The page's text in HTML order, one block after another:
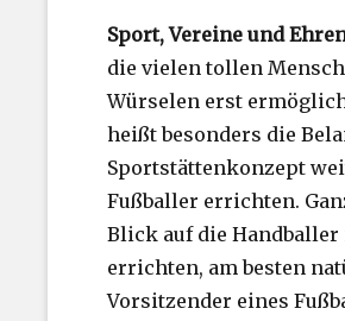
Sport, Vereine und
die vielen tollen
Würselen erst
heißt besonders die
Sportstättenkonzept
Fußballer errichten.
Blick auf die
errichten, am besten
Vorsitzender eines